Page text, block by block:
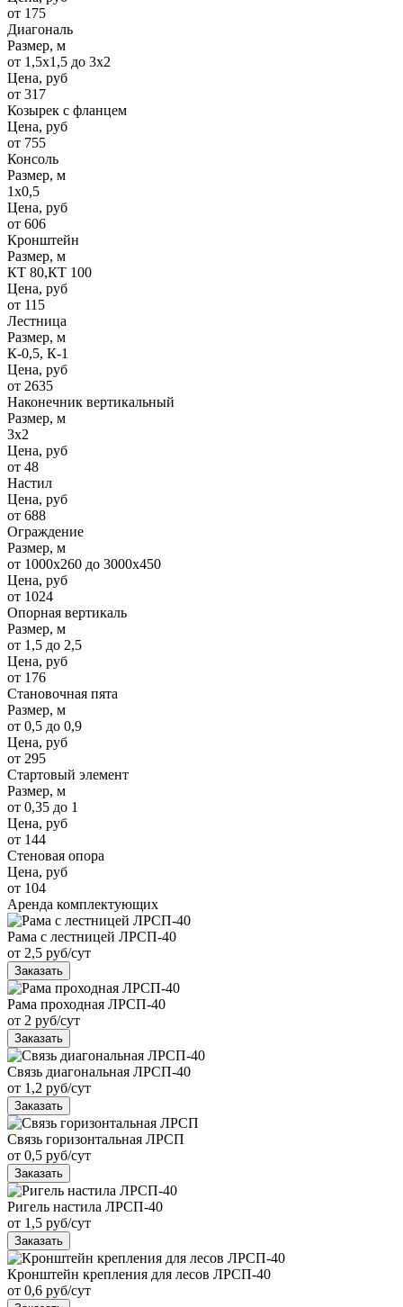
от 175
Диагональ
Размер, м
от 1,5х1,5 до 3х2
Цена, руб
от 317
Козырек с фланцем
Цена, руб
от 755
Консоль
Размер, м
1х0,5
Цена, руб
от 606
Кронштейн
Размер, м
КТ 80,КТ 100
Цена, руб
от 115
Лестница
Размер, м
К-0,5, К-1
Цена, руб
от 2635
Наконечник вертикальный
Размер, м
3х2
Цена, руб
от 48
Настил
Цена, руб
от 688
Ограждение
Размер, м
от 1000х260 до 3000х450
Цена, руб
от 1024
Опорная вертикаль
Размер, м
от 1,5 до 2,5
Цена, руб
от 176
Становочная пята
Размер, м
от 0,5 до 0,9
Цена, руб
от 295
Стартовый элемент
Размер, м
от 0,35 до 1
Цена, руб
от 144
Стеновая опора
Цена, руб
от 104
Аренда комплектующих
Рама с лестницей ЛРСП-40
от 2,5 руб/сут
Заказать
Рама проходная ЛРСП-40
от 2 руб/сут
Заказать
Связь диагональная ЛРСП-40
от 1,2 руб/сут
Заказать
Связь горизонтальная ЛРСП
от 0,5 руб/сут
Заказать
Ригель настила ЛРСП-40
от 1,5 руб/сут
Заказать
Кронштейн крепления для лесов ЛРСП-40
от 0,6 руб/сут